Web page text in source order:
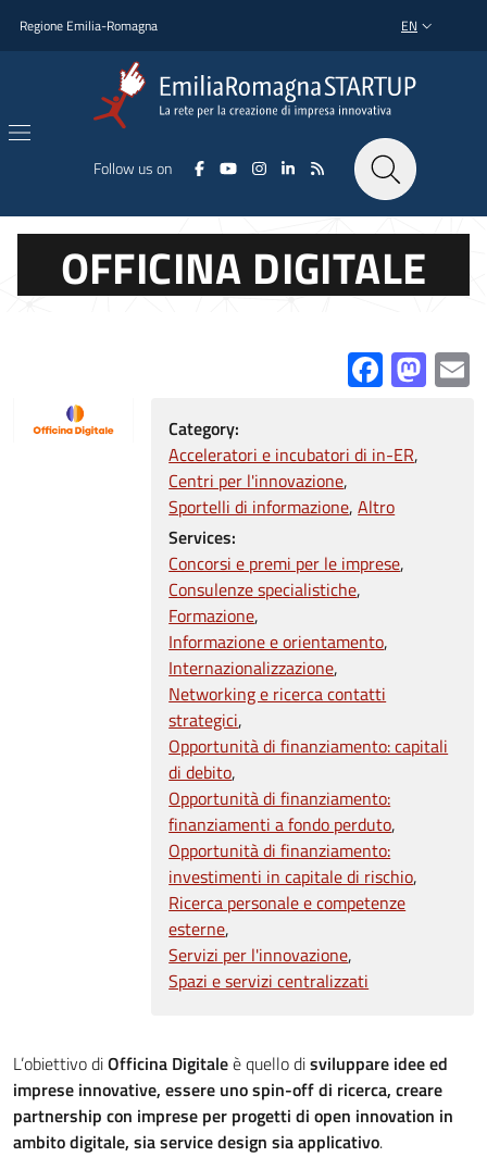
Regione Emilia-Romagna LANGUAGE
EN
Follow us on
OFFICINA DIGITALE
Category:
Acceleratori e incubatori di in-ER
Centri per l'innovazione
Sportelli di informazione Altro
Services:
Concorsi e premi per le imprese
Consulenze specialistiche
Formazione
Informazione e orientamento
Internazionalizzazione
Networking e ricerca contatti
strategici
Opportunità di finanziamento: capitali
di debito
Opportunità di finanziamento:
finanziamenti a fondo perduto
Opportunità di finanziamento:
investimenti in capitale di rischio
Ricerca personale e competenze
esterne
Servizi per l'innovazione
Spazi e servizi centralizzati
L’obiettivo diOfficina Digitaleè quello disviluppare idee ed
imprese innovative, essere uno spin-off di ricerca, creare
partnership con imprese per progetti di open innovation in
ambito digitale, sia service design sia applicativo.